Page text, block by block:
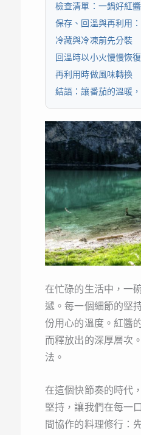
檢查清單：一鍋好紅
保存、回溫與再利用
冷藏與冷凍前先分裝
回溫時以小火慢慢恢
再利用時做風味轉換
結語：讓番茄的溫暖
在忙碌的生活中，一
遞。每一個細節的堅
份用心的溫度。紅醬
而釋放出的深厚層次
法。
在這個快節奏的時代
堅持，讓我們在每一
間協作的料理修行：